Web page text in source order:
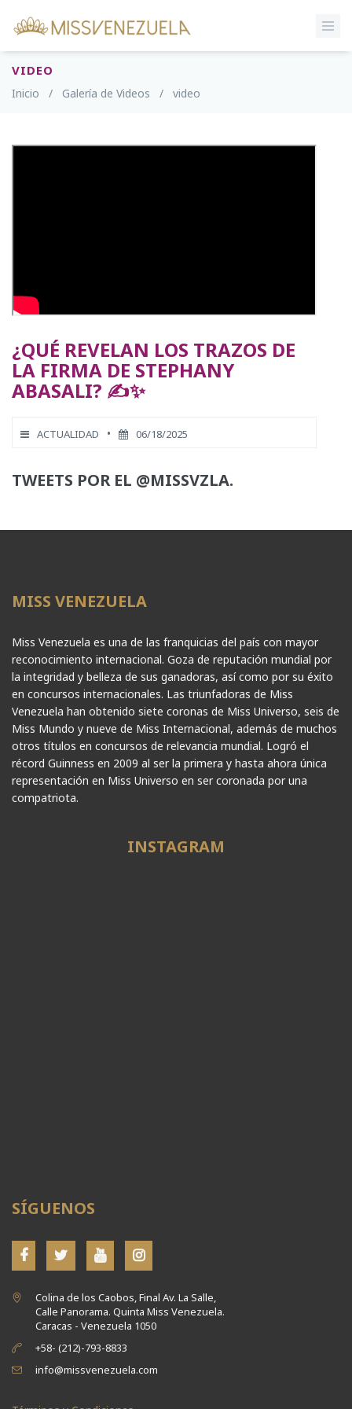
VIDEO
Inicio / Galería de Videos / video
¿QUÉ REVELAN LOS TRAZOS DE
LA FIRMA DE STEPHANY
ABASALI? ✍️✨
ACTUALIDAD • 06/18/2025
TWEETS POR EL @MISSVZLA.
MISS VENEZUELA
Miss Venezuela es una de las franquicias del país con mayor
reconocimiento internacional. Goza de reputación mundial por
la integridad y belleza de sus ganadoras, así como por su éxito
en concursos internacionales. Las triunfadoras de Miss
Venezuela han obtenido siete coronas de Miss Universo, seis de
Miss Mundo y nueve de Miss Internacional, además de muchos
otros títulos en concursos de relevancia mundial. Logró el
récord Guinness en 2009 al ser la primera y hasta ahora única
representación en Miss Universo en ser coronada por una
compatriota.
INSTAGRAM
SÍGUENOS
Colina de los Caobos, Final Av. La Salle,
Calle Panorama. Quinta Miss Venezuela.
Caracas - Venezuela 1050
+58- (212)-793-8833
info@missvenezuela.com